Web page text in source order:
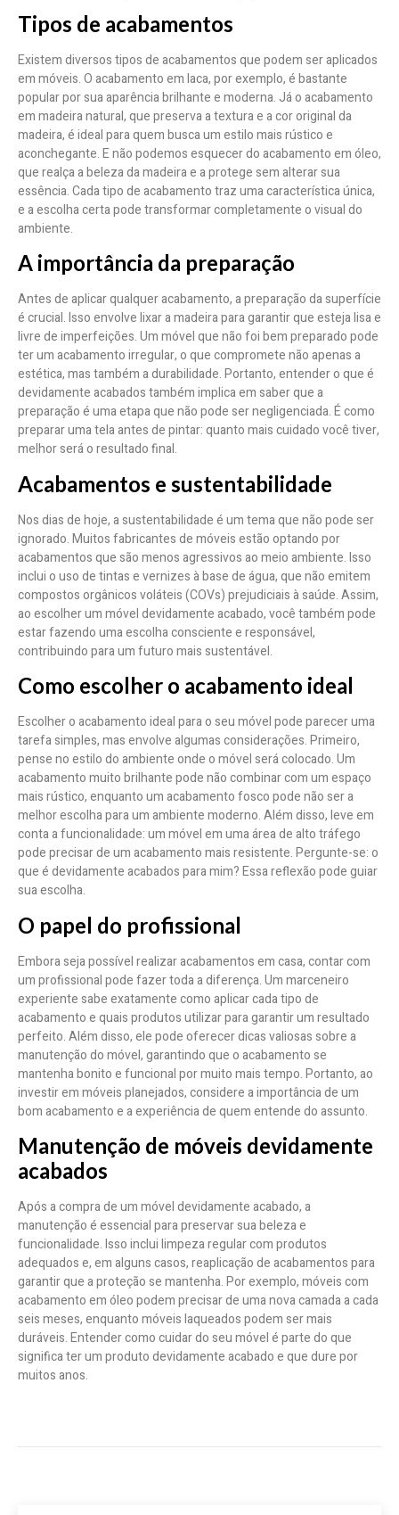
Tipos de acabamentos
Existem diversos tipos de acabamentos que podem ser aplicados
em móveis. O acabamento em laca, por exemplo, é bastante
popular por sua aparência brilhante e moderna. Já o acabamento
em madeira natural, que preserva a textura e a cor original da
madeira, é ideal para quem busca um estilo mais rústico e
aconchegante. E não podemos esquecer do acabamento em óleo,
que realça a beleza da madeira e a protege sem alterar sua
essência. Cada tipo de acabamento traz uma característica única,
e a escolha certa pode transformar completamente o visual do
ambiente.
A importância da preparação
Antes de aplicar qualquer acabamento, a preparação da superfície
é crucial. Isso envolve lixar a madeira para garantir que esteja lisa e
livre de imperfeições. Um móvel que não foi bem preparado pode
ter um acabamento irregular, o que compromete não apenas a
estética, mas também a durabilidade. Portanto, entender o que é
devidamente acabados também implica em saber que a
preparação é uma etapa que não pode ser negligenciada. É como
preparar uma tela antes de pintar: quanto mais cuidado você tiver,
melhor será o resultado final.
Acabamentos e sustentabilidade
Nos dias de hoje, a sustentabilidade é um tema que não pode ser
ignorado. Muitos fabricantes de móveis estão optando por
acabamentos que são menos agressivos ao meio ambiente. Isso
inclui o uso de tintas e vernizes à base de água, que não emitem
compostos orgânicos voláteis (COVs) prejudiciais à saúde. Assim,
ao escolher um móvel devidamente acabado, você também pode
estar fazendo uma escolha consciente e responsável,
contribuindo para um futuro mais sustentável.
Como escolher o acabamento ideal
Escolher o acabamento ideal para o seu móvel pode parecer uma
tarefa simples, mas envolve algumas considerações. Primeiro,
pense no estilo do ambiente onde o móvel será colocado. Um
acabamento muito brilhante pode não combinar com um espaço
mais rústico, enquanto um acabamento fosco pode não ser a
melhor escolha para um ambiente moderno. Além disso, leve em
conta a funcionalidade: um móvel em uma área de alto tráfego
pode precisar de um acabamento mais resistente. Pergunte-se: o
que é devidamente acabados para mim? Essa reflexão pode guiar
sua escolha.
O papel do profissional
Embora seja possível realizar acabamentos em casa, contar com
um profissional pode fazer toda a diferença. Um marceneiro
experiente sabe exatamente como aplicar cada tipo de
acabamento e quais produtos utilizar para garantir um resultado
perfeito. Além disso, ele pode oferecer dicas valiosas sobre a
manutenção do móvel, garantindo que o acabamento se
mantenha bonito e funcional por muito mais tempo. Portanto, ao
investir em móveis planejados, considere a importância de um
bom acabamento e a experiência de quem entende do assunto.
Manutenção de móveis devidamente
acabados
Após a compra de um móvel devidamente acabado, a
manutenção é essencial para preservar sua beleza e
funcionalidade. Isso inclui limpeza regular com produtos
adequados e, em alguns casos, reaplicação de acabamentos para
garantir que a proteção se mantenha. Por exemplo, móveis com
acabamento em óleo podem precisar de uma nova camada a cada
seis meses, enquanto móveis laqueados podem ser mais
duráveis. Entender como cuidar do seu móvel é parte do que
significa ter um produto devidamente acabado e que dure por
muitos anos.